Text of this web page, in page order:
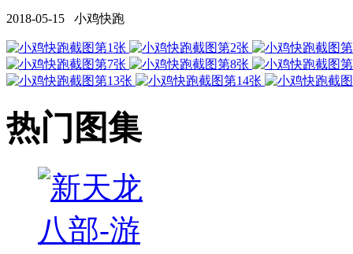
2018-05-15 小鸡快跑
热门图集